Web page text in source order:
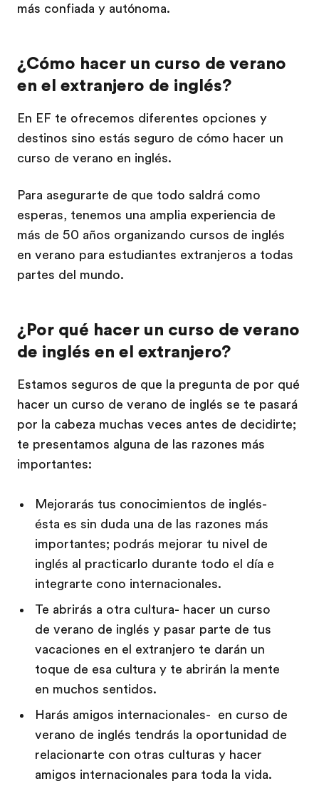
más confiada y autónoma.
¿Cómo hacer un curso de verano
en el extranjero de inglés?
En EF te ofrecemos diferentes opciones y
destinos sino estás seguro de cómo hacer un
curso de verano en inglés.
Para asegurarte de que todo saldrá como
esperas, tenemos una amplia experiencia de
más de 50 años organizando cursos de inglés
en verano para estudiantes extranjeros a todas
partes del mundo.
¿Por qué hacer un curso de verano
de inglés en el extranjero?
Estamos seguros de que la pregunta de por qué
hacer un curso de verano de inglés se te pasará
por la cabeza muchas veces antes de decidirte;
te presentamos alguna de las razones más
importantes:
Mejorarás tus conocimientos de inglés-
ésta es sin duda una de las razones más
importantes; podrás mejorar tu nivel de
inglés al practicarlo durante todo el día e
integrarte cono internacionales.
Te abrirás a otra cultura- hacer un curso
de verano de inglés y pasar parte de tus
vacaciones en el extranjero te darán un
toque de esa cultura y te abrirán la mente
en muchos sentidos.
Harás amigos internacionales- en curso de
verano de inglés tendrás la oportunidad de
relacionarte con otras culturas y hacer
amigos internacionales para toda la vida.